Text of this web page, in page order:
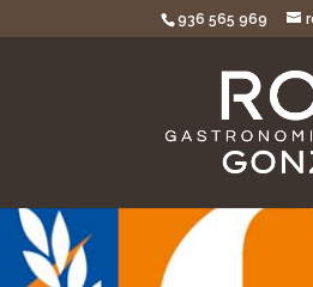
936 565 969